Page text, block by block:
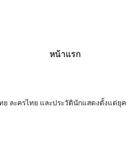
หน้าแรก
ละครไทย และประวัตินักแสดงตั้งแต่ยุ